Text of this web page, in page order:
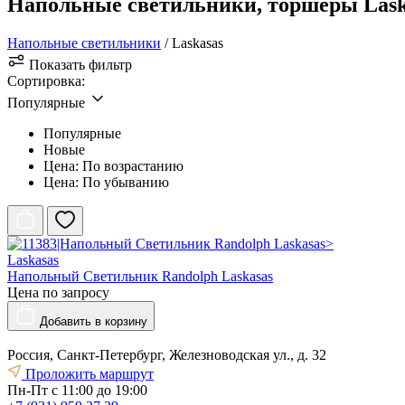
Напольные светильники / Laskasas
Показать фильтр
Сортировка:
Популярные
Популярные
Новые
Цена: По возрастанию
Цена: По убыванию
Laskasas
Напольный Светильник Randolph Laskasas
Цена по запросу
Добавить в корзину
Россия, Санкт-Петербург, Железноводская ул., д. 32
Проложить маршрут
Пн-Пт с 11:00 до 19:00